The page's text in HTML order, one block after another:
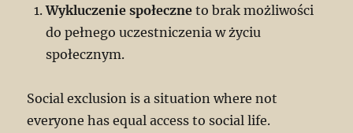
Wykluczenie społeczne to brak możliwości
do pełnego uczestniczenia w życiu
społecznym.
Social exclusion is a situation where not
everyone has equal access to social life.